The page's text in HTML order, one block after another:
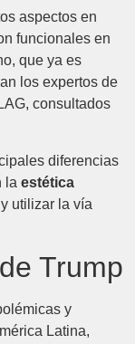
aspectos en
funcionales en
que ya es
los expertos de
consultados
diferencias
la estética
y utilizar la vía
Trump
y
Latina,